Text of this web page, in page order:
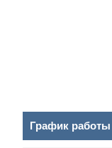
График работы